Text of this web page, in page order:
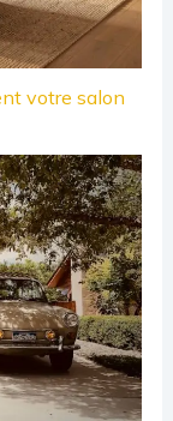
votre salon